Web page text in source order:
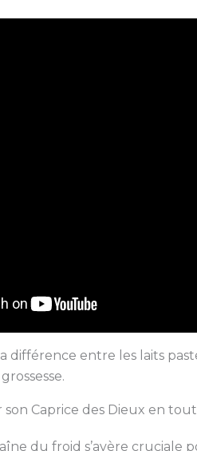
différence entre les laits
son Caprice des Dieux en
du froid s’avère cruciale